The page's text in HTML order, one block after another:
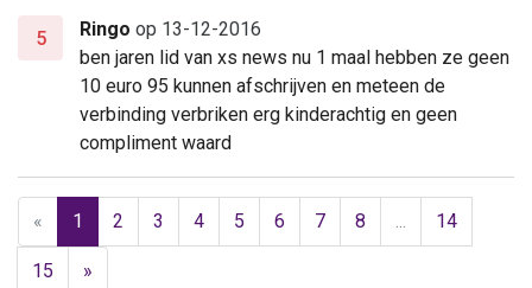
5 Ringo op 13-12-2016
ben jaren lid van xs news nu 1 maal hebben ze geen
10 euro 95 kunnen afschrijven en meteen de
verbinding verbriken erg kinderachtig en geen
compliment waard
« 1 2 3 4 5 6 7 8 14
15 »